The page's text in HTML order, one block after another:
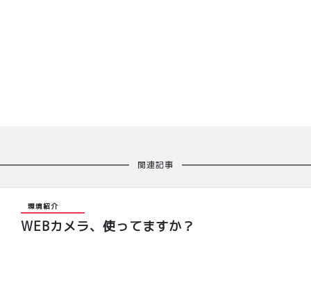
関連記事
環境紹介
WEBカメラ、使ってますか？